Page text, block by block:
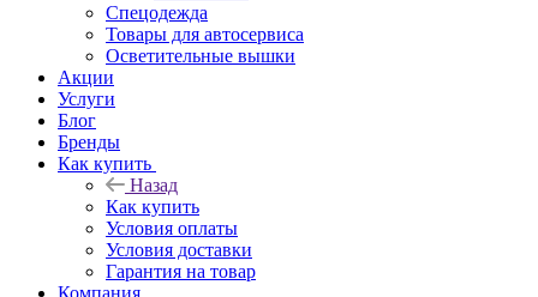
Спецодежда
Товары для автосервиса
Осветительные вышки
Акции
Услуги
Блог
Бренды
Как купить
Назад
Как купить
Условия оплаты
Условия доставки
Гарантия на товар
Компания